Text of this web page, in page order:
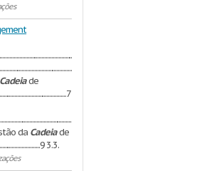
Cadeiade
da Cadeiade
3.3.